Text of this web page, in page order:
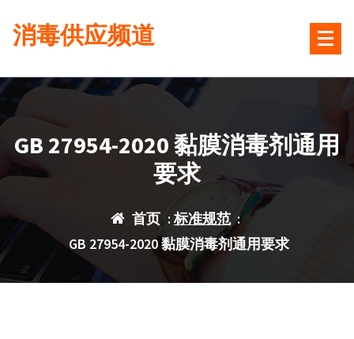
容
消毒供应频道
GB 27954-2020 黏膜消毒剂通用
要求
首页 :标准规范:
GB 27954-2020 黏膜消毒剂通用要求